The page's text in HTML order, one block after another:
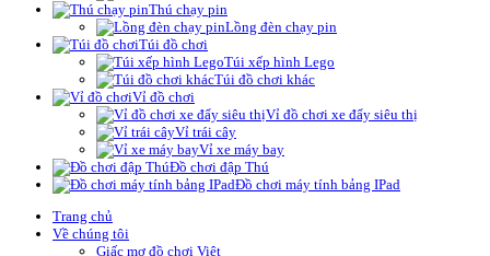
Thú chạy pin
Lồng đèn chạy pin
Túi đồ chơi
Túi xếp hình Lego
Túi đồ chơi khác
Vỉ đồ chơi
Vỉ đồ chơi xe đẩy siêu thị
Vỉ trái cây
Vỉ xe máy bay
Đồ chơi đập Thú
Đồ chơi máy tính bảng IPad
Trang chủ
Về chúng tôi
Giấc mơ đồ chơi Việt